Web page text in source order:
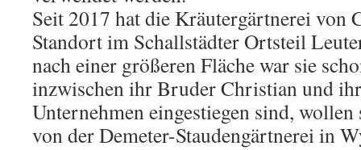
Seit 2017 hat die Kräutergärtnerei von
Standort im Schallstädter Ortsteil
nach einer größeren Fläche war sie
inzwischen ihr Bruder Christian und
Unternehmen eingestiegen sind,
von der Demeter-Staudengärtnerei in